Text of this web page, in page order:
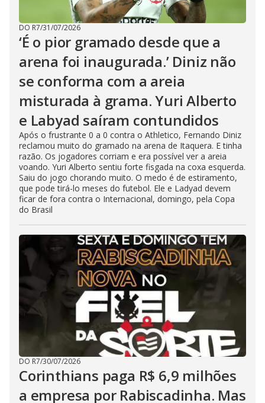
DO R7/31/07/2026
‘É o pior gramado desde que a
arena foi inaugurada.’ Diniz não
se conforma com a areia
misturada à grama. Yuri Alberto
e Labyad saíram contundidos
Após o frustrante 0 a 0 contra o Athletico, Fernando Diniz
reclamou muito do gramado na arena de Itaquera. E tinha
razão. Os jogadores corriam e era possível ver a areia
voando. Yuri Alberto sentiu forte fisgada na coxa esquerda.
Saiu do jogo chorando muito. O medo é de estiramento,
que pode tirá-lo meses do futebol. Ele e Ladyad devem
ficar de fora contra o Internacional, domingo, pela Copa
do Brasil
DO R7/30/07/2026
Corinthians paga R$ 6,9 milhões
a empresa por Rabiscadinha. Mas